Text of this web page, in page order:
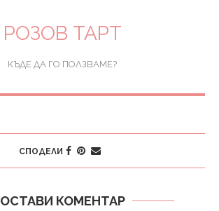
РОЗОВ ТАРТ
КЪДЕ ДА ГО ПОЛЗВАМЕ?
СПОДЕЛИ
ОСТАВИ КОМЕНТАР